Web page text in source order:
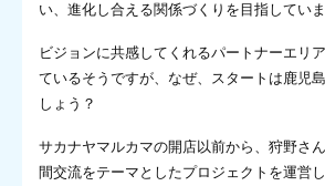
い、進化し合える関係づくりを目指していま
ビジョンに共感してくれるパートナーエリ
ているそうですが、なぜ、スタートは鹿児
しょう？
サカナヤマルカマの開店以前から、狩野さ
間交流をテーマとしたプロジェクトを運営